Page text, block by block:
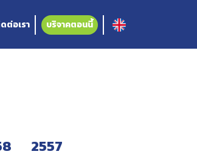
ต่อเรา บริจาคตอนนี้
2557